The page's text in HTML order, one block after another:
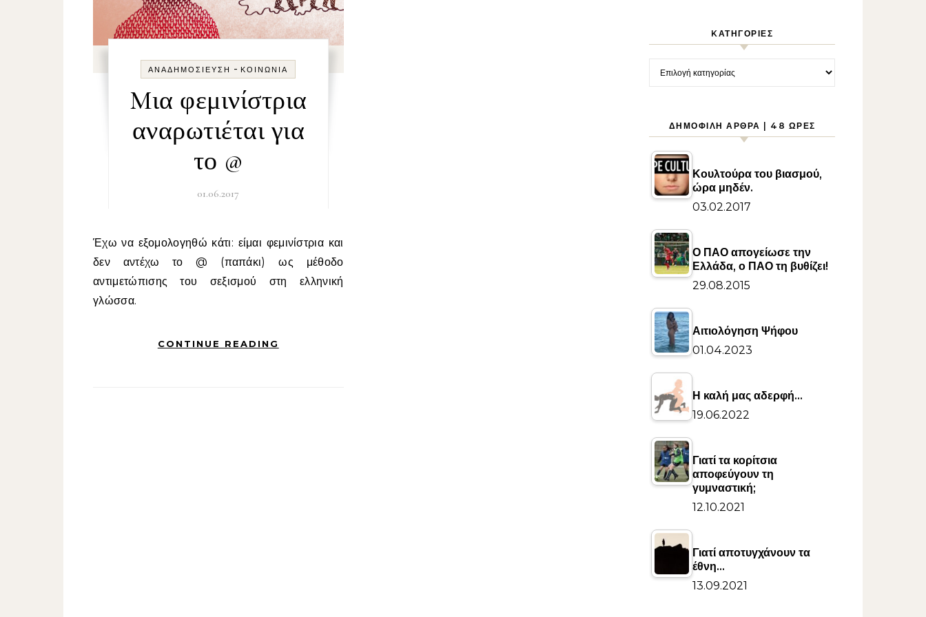
ΑΝΑΔΗΜΟΣΊΕΥΣΗ - ΚΟΙΝΩΝΊΑ
Mια φεμινίστρια
αναρωτιέται για
το @
01.06.2017
Έχω να εξομολογηθώ κάτι: είμαι φεμινίστρια και
δεν αντέχω το @ (παπάκι) ως μέθοδο
αντιμετώπισης του σεξισμού στη ελληνική
γλώσσα.
CONTINUE READING
KΑΤΗΓΟΡΊΕΣ
Kατηγορίες
ΔΗΜΟΦΙΛΉ ΆΡΘΡΑ | 48 ΏΡΕΣ
Κουλτούρα του βιασμού,
ώρα μηδέν.
03.02.2017
Ο ΠΑΟ απογείωσε την
Ελλάδα, ο ΠΑΟ τη βυθίζει!
29.08.2015
Αιτιολόγηση Ψήφου
01.04.2023
Η καλή μας αδερφή…
19.06.2022
Γιατί τα κορίτσια
αποφεύγουν τη
γυμναστική;
12.10.2021
Γιατί αποτυγχάνουν τα
έθνη…
13.09.2021